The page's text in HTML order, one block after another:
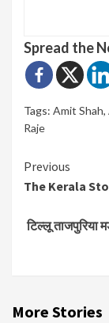
Spread the
Tags: Amit Shah,
Raje
Continue
Reading
Previous
The Kerala
टिल्लू ताजपुरिया
More Stories